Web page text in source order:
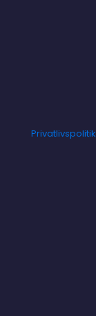
Privatlivspolitik